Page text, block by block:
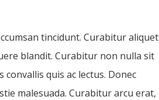
tincidunt. Curabitur aliquet
blandit. Curabitur non nulla sit
convallis quis ac lectus. Donec
malesuada. Curabitur arcu erat,